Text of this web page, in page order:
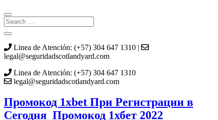
Linea de Atención: (+57) 304 647 1310 |
legal@seguridadscotlandyard.com
Linea de Atención: (+57) 304 647 1310
legal@seguridadscotlandyard.com
Промокод 1xbet При Регистрации в
Сегодня ️ Промокод 1хбет 2022